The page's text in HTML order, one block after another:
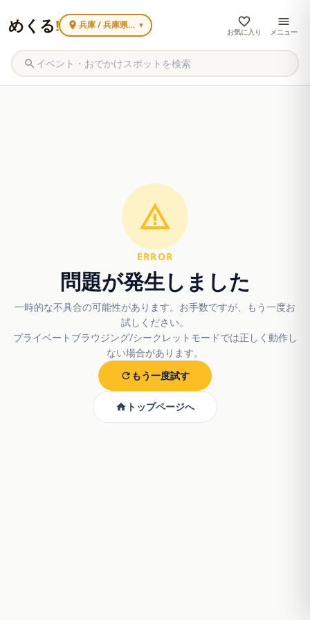
めくる! 兵庫 / 兵庫県内で広く見る
▼
お気に入り メニュー
ERROR
問題が発生しました
一時的な不具合の可能性があります。お手数ですが、もう一度お
試しください。
プライベートブラウジング/シークレットモードでは正しく動作し
ない場合があります。
もう一度試す
トップページへ